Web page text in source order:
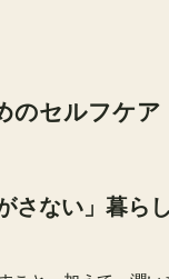
のセルフケア
さない」暮ら